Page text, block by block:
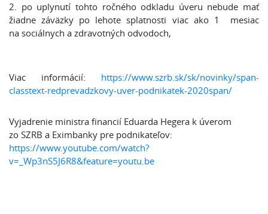
2. po uplynutí tohto ročného odkladu úveru nebude mať
žiadne záväzky po lehote splatnosti viac ako 1 mesiac
na sociálnych a zdravotných odvodoch,
Viac informácií: https://www.szrb.sk/sk/novinky/span-
classtext-redprevadzkovy-uver-podnikatek-2020span/
Vyjadrenie ministra financií Eduarda Hegera k úverom
zo SZRB a Eximbanky pre podnikateľov:
https://www.youtube.com/watch?
v=_Wp3nS5J6R8&feature=youtu.be